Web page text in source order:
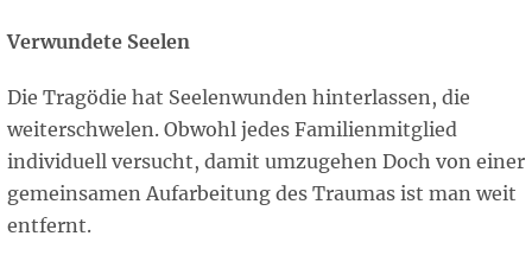
Verwundete Seelen
Die Tragödie hat Seelenwunden hinterlassen, die
weiterschwelen. Obwohl jedes Familienmitglied
individuell versucht, damit umzugehen Doch von einer
gemeinsamen Aufarbeitung des Traumas ist man weit
entfernt.